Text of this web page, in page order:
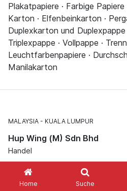
Home Suche
Plakatpapiere · Farbige
Karton · Elfenbeinkarton ·
Duplexkarton und
Triplexpappe · Vollpappe ·
Leuchtfarbenpapiere ·
Manilakarton
MALAYSIA KUALA LUMPUR
Hup Wing (M) Sdn Bhd
Handel
Zeitungsdruckpapiere ·